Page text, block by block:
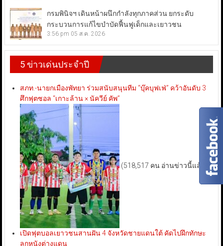
กรมพินิจฯ เดินหน้าผนึกกำลังทุกภาคส่วน ยกระดับ
กระบวนการแก้ไขบำบัดฟื้นฟูเด็กและเยาวชน
3:56 pm 05 ส.ค. 2026
5 ข่าวเด่นประจำปี
สภท.-นายกเมืองพัทยา ร่วมสนับสนุนทีม “บุ๊คบุฟเฟ่” คว้าอันดับ 3
ศึกฟุตซอล “เกาะล้าน × นัควีย์ คัพ”
(518,517 คน อ่านข่าวนี้แล้ว)
เปิดฟุตบอลเยาวชนสานฝัน 4 จังหวัดชายแดนใต้ คัดไปฝึกทักษะ
ลูกหนังต่างแดน